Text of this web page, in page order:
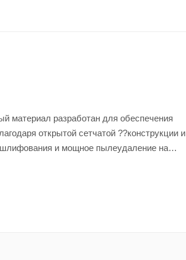
материал разработан для обеспечения
открытой сетчатой ??конструкции и
и мощное пылеудаление на